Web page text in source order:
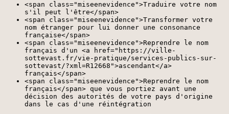
<span class="miseenevidence">Traduire votre nom
s'il peut l'être</span>
<span class="miseenevidence">Transformer votre
nom étranger pour lui donner une consonance
française</span>
<span class="miseenevidence">Reprendre le nom
français d'un <a href="https://ville-
sottevast.fr/vie-pratique/services-publics-sur-
sottevast/?xml=R12668">ascendant</a>
français</span>
<span class="miseenevidence">Reprendre le nom
français</span> que vous portiez avant une
décision des autorités de votre pays d'origine
dans le cas d'une réintégration